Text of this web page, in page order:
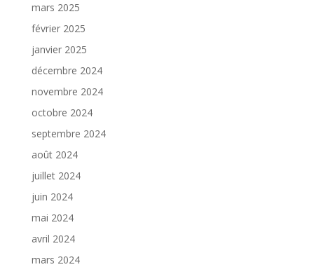
mars 2025
février 2025
janvier 2025
décembre 2024
novembre 2024
octobre 2024
septembre 2024
août 2024
juillet 2024
juin 2024
mai 2024
avril 2024
mars 2024